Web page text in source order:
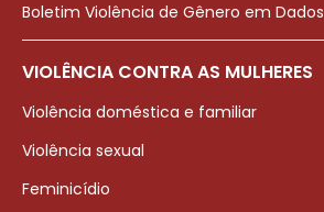
Boletim Violência de Gênero em Dados
VIOLÊNCIA CONTRA AS MULHERES
Violência doméstica e familiar
Violência sexual
Feminicídio